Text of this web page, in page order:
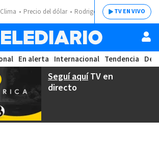
Clima Precio del dólar Rodrigo ChavesTV EN VIVO
En alerta Internacional Tendencia
Seguí aquíTV en
directo